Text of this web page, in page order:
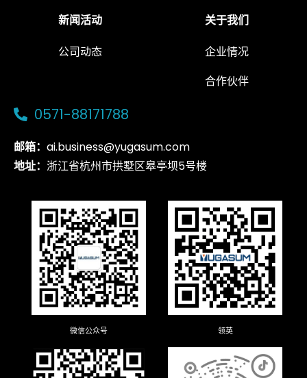
新闻活动
公司动态
关于我们
企业情况
合作伙伴
0571-88171788
邮箱： ai.business@yugasum.com
地址： 浙江省杭州市拱墅区皋亭坝5号楼
微信公众号 领英